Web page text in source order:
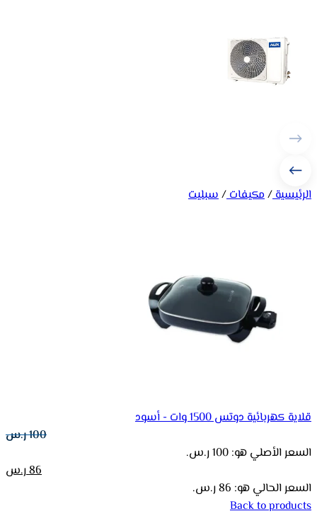
الرئيسية/مكيفات/سبليت
قلاية كهربائية دوتس 1500 وات - أسود
100ر.س
السعر الأصلي هو: 100 ر.س.
86ر.س
السعر الحالي هو: 86 ر.س.
Back to products